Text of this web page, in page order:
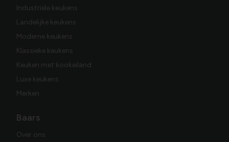
Industriële keukens
Landelijke keukens
Moderne keukens
Klassieke keukens
Keuken met kookeiland
Luxe keukens
Merken
Baars
Over ons